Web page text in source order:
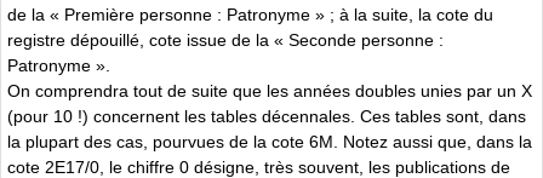
de la « Première personne : Patronyme » ; à la suite, la cote du
registre dépouillé, cote issue de la « Seconde personne :
Patronyme ».
On comprendra tout de suite que les années doubles unies par un X
(pour 10 !) concernent les tables décennales. Ces tables sont, dans
la plupart des cas, pourvues de la cote 6M. Notez aussi que, dans la
cote 2E17/0, le chiffre 0 désigne, très souvent, les publications de